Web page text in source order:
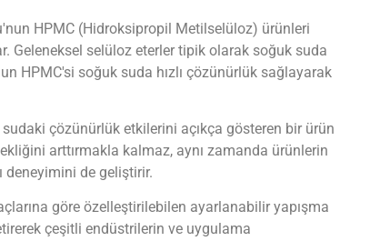
HPMC (Hidroksipropil Metilselüloz) ürünleri
Geleneksel selüloz eterler tipik olarak soğuk suda
HPMC'si soğuk suda hızlı çözünürlük sağlayarak
çözünürlük etkilerini açıkça gösteren bir ürün
arttırmakla kalmaz, aynı zamanda ürünlerin
deneyimini de geliştirir.
göre özelleştirilebilen ayarlanabilir yapışma
çeşitli endüstrilerin ve uygulama